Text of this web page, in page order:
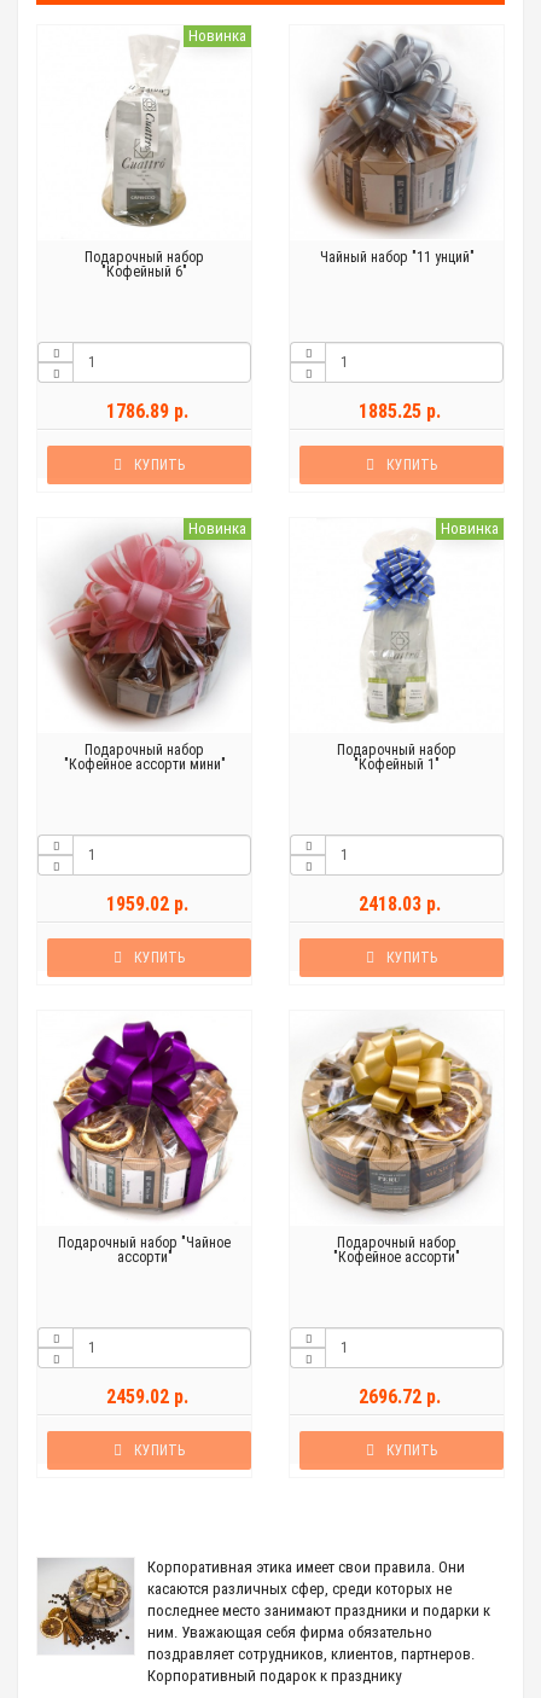
Новинка
Подарочный набор
"Кофейный 6"
1786.89 р.
КУПИТЬ
Чайный набор "11 унций"
1885.25 р.
КУПИТЬ
Новинка
Подарочный набор
"Кофейное ассорти мини"
1959.02 р.
КУПИТЬ
Новинка
Подарочный набор
"Кофейный 1"
2418.03 р.
КУПИТЬ
Подарочный набор "Чайное
ассорти"
2459.02 р.
КУПИТЬ
Подарочный набор
"Кофейное ассорти"
2696.72 р.
КУПИТЬ
Корпоративная этика имеет свои правила. Они
касаются различных сфер, среди которых не
последнее место занимают праздники и подарки к
ним. Уважающая себя фирма обязательно
поздравляет сотрудников, клиентов, партнеров.
Корпоративный подарок к празднику